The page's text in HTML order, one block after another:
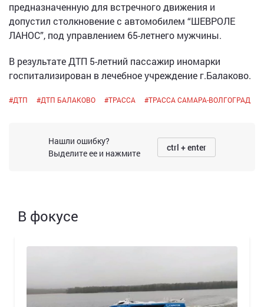
предназначенную для встречного движения и
допустил столкновение с автомобилем “ШЕВРОЛЕ
ЛАНОС”, под управлением 65-летнего мужчины.
В результате ДТП 5-летний пассажир иномарки
госпитализирован в лечебное учреждение г.Балаково.
#ДТП #ДТП БАЛАКОВО #ТРАССА #ТРАССА САМАРА-ВОЛГОГРАД
Нашли ошибку?
Выделите ее и нажмите
ctrl + enter
В фокусе